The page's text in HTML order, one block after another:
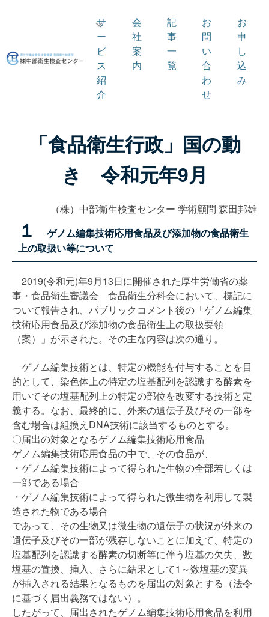
サ
ー
ビ
ス
紹
介
会
社
案
内
記
事
一
覧
お
問
い
合
わ
せ
お
申
し
込
み
「食品衛生行政」国の動
き 令和元年9月
（株）中部衛生検査センター 学術顧問 森田邦雄
１
ゲノム編集技術応用食品及び添加物の食品衛生
上の取扱い等について
2019(令和元)年9月13日に開催された厚生労働省の薬
事・食品衛生審議会 食品衛生分科会において、標記に
ついて報告され、パブリックコメント後の「ゲノム編集
技術応用食品及び添加物の食品衛生上の取扱要領
（案）」が示された。その主な内容は次の通り。
ゲノム編集技術とは、特定の機能を付与することを目
的として、染色体上の特定の塩基配列を認識する酵素を
用いてその塩基配列上の特定の部位を改変する技術と定
義する。なお、最終的に、外来の遺伝子及びその一部を
含む場合は組換えDNA技術に該当するものとする。
〇届出の対象となるゲノム編集技術応用食品
ゲノム編集技術応用食品の中で、その食品が、
・ゲノム編集技術によって得られた生物の全部若しくは
一部である場合
・ゲノム編集技術によって得られた微生物を利用して製
造された物である場合
であって、その生物又は微生物の遺伝子の状況が外来の
遺伝子及びその一部が残存しないことに加えて、特定の
塩基配列を認識する酵素の切断等に伴う塩基の欠失、数
塩基の置換、挿入、さらに結果として1～数塩基の変異
が挿入される結果となるものを届出の対象とする（法令
に基づく届出義務ではない）。
したがって、届出されたゲノム編集技術応用食品を利用